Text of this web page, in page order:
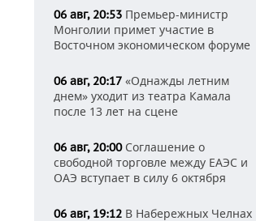
06 авг, 20:53 Премьер-министр
Монголии примет участие в
Восточном экономическом форуме
06 авг, 20:17 «Однажды летним
днем» уходит из театра Камала
после 13 лет на сцене
06 авг, 20:00Соглашение о
свободной торговле между ЕАЭС и
ОАЭ вступает в силу 6 октября
06 авг, 19:12 В Набережных Челнах